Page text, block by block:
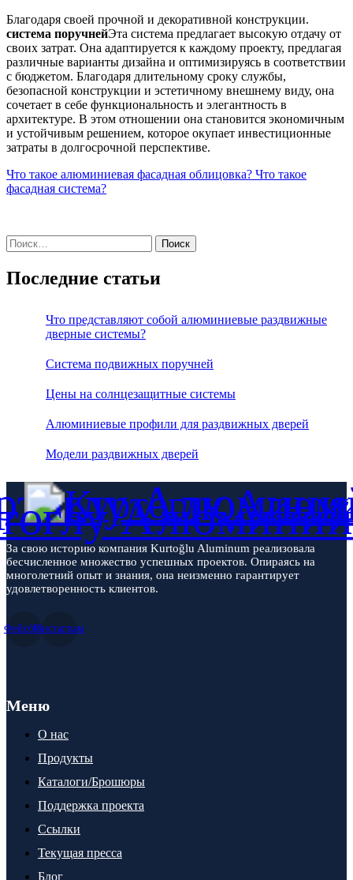
Благодаря своей прочной и декоративной конструкции.
система поручнейЭта система предлагает высокую отдачу от
своих затрат. Она адаптируется к каждому проекту, предлагая
различные варианты дизайна и оптимизируясь в соответствии
с бюджетом. Благодаря длительному сроку службы,
безопасной конструкции и эстетичному внешнему виду, она
сочетает в себе функциональность и элегантность в
архитектуре. В этом отношении она становится экономичным
и устойчивым решением, которое окупает инвестиционные
затраты в долгосрочной перспективе.
Что такое алюминиевая фасадная облицовка? Что такое
фасадная система?
Найти:
Последние статьи
Что представляют собой алюминиевые раздвижные
дверные системы?
Система подвижных поручней
Цены на солнцезащитные системы
Алюминиевые профили для раздвижных дверей
Модели раздвижных дверей
За свою историю компания Kurtoğlu Aluminum реализовала
бесчисленное множество успешных проектов. Опираясь на
многолетний опыт и знания, она неизменно гарантирует
удовлетворенность клиентов.
ФейсбукИнстаграм
Меню
О нас
Продукты
Каталоги/Брошюры
Поддержка проекта
Ссылки
Текущая пресса
Блог